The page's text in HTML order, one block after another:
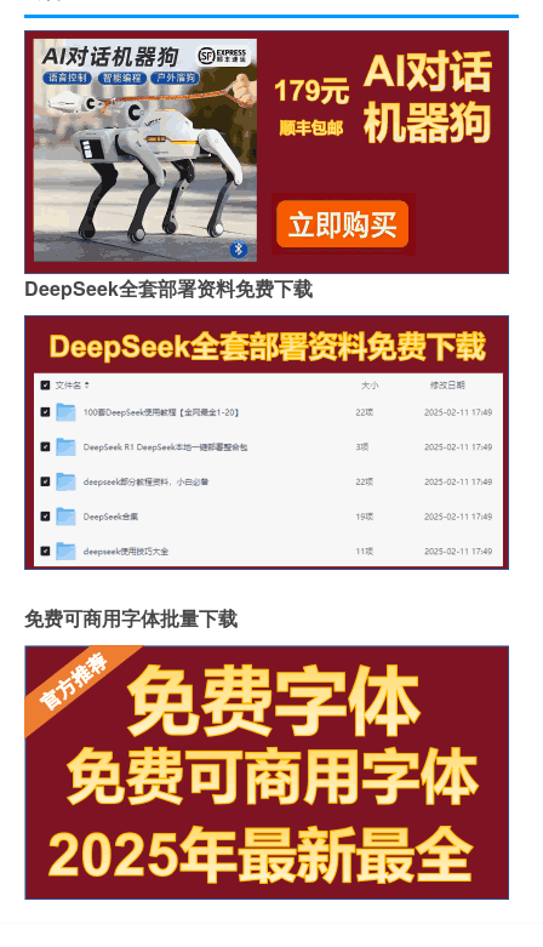
DeepSeek全套部署资料免费下载
免费可商用字体批量下载